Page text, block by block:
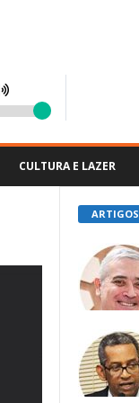
CULTURA E LAZER
ARTIGOS